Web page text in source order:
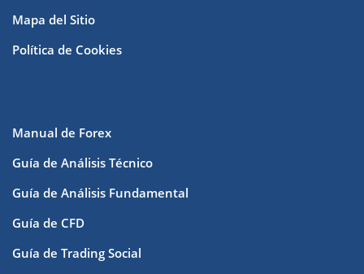
Mapa del Sitio
Política de Cookies
Manual de Forex
Guía de Análisis Técnico
Guía de Análisis Fundamental
Guía de CFD
Guía de Trading Social